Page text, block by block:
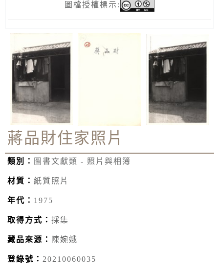
圖檔授權標示:
蔣品財住家照片
類別： 圖書文獻類 - 照片與相簿
材質： 紙質照片
年代： 1975
取得方式： 採集
藏品來源： 陳婉娥
登錄號： 20210060035